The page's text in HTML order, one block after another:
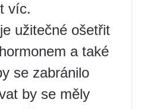
víc.
užitečné ošetřit
a také
se zabránilo
by se měly